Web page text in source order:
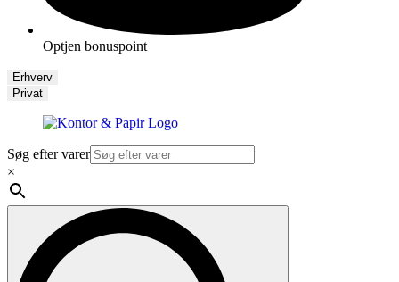
Optjen bonuspoint
Erhverv
Privat
Søg efter varer
×